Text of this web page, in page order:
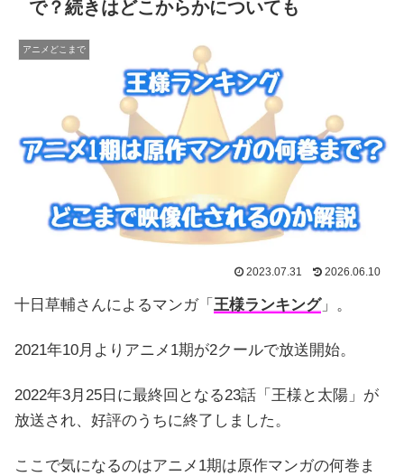
で？続きはどこからかについても
アニメどこまで
2023.07.31 2026.06.10
十日草輔さんによるマンガ「 王様ランキング」。
2021年10月よりアニメ1期が2クールで放送開始。
2022年3月25日に最終回となる23話「王様と太陽」が
放送され、好評のうちに終了しました。
ここで気になるのはアニメ1期は原作マンガの何巻ま